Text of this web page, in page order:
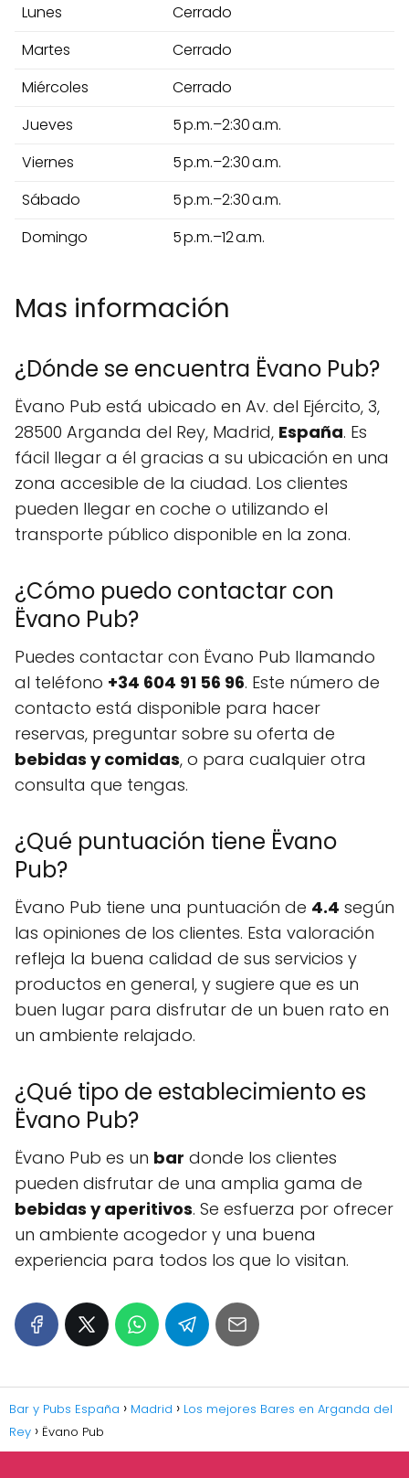
Lunes
Cerrado
Martes
Cerrado
Miércoles
Cerrado
Jueves
5 p.m.–2:30 a.m.
Viernes
5 p.m.–2:30 a.m.
Sábado
5 p.m.–2:30 a.m.
Domingo
5 p.m.–12 a.m.
Mas información
¿Dónde se encuentra Ëvano Pub?
Ëvano Pub está ubicado en Av. del Ejército, 3,
28500 Arganda del Rey, Madrid, España. Es
fácil llegar a él gracias a su ubicación en una
zona accesible de la ciudad. Los clientes
pueden llegar en coche o utilizando el
transporte público disponible en la zona.
¿Cómo puedo contactar con
Ëvano Pub?
Puedes contactar con Ëvano Pub llamando
al teléfono +34 604 91 56 96. Este número de
contacto está disponible para hacer
reservas, preguntar sobre su oferta de
bebidas y comidas, o para cualquier otra
consulta que tengas.
¿Qué puntuación tiene Ëvano
Pub?
Ëvano Pub tiene una puntuación de 4.4 según
las opiniones de los clientes. Esta valoración
refleja la buena calidad de sus servicios y
productos en general, y sugiere que es un
buen lugar para disfrutar de un buen rato en
un ambiente relajado.
¿Qué tipo de establecimiento es
Ëvano Pub?
Ëvano Pub es un bar donde los clientes
pueden disfrutar de una amplia gama de
bebidas y aperitivos. Se esfuerza por ofrecer
un ambiente acogedor y una buena
experiencia para todos los que lo visitan.
Bar y Pubs España Madrid
Los mejores Bares en Arganda del
Rey
Ëvano Pub